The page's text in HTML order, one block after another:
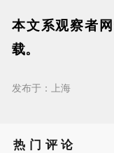
本文系观察者
载。
发布于：上海
热门评论